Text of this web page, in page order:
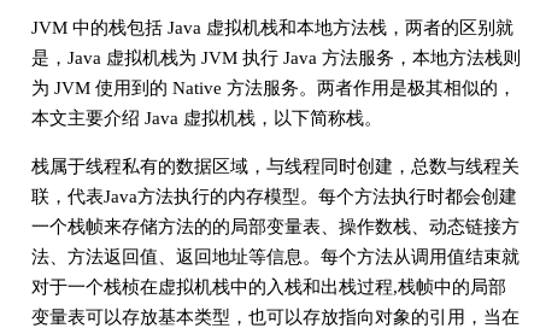
JVM 中的栈包括 Java 虚拟机栈和本地方法栈，两者的区别就
是，Java 虚拟机栈为 JVM 执行 Java 方法服务，本地方法栈则
为 JVM 使用到的 Native 方法服务。两者作用是极其相似的，
本文主要介绍 Java 虚拟机栈，以下简称栈。
栈属于线程私有的数据区域，与线程同时创建，总数与线程关
联，代表Java方法执行的内存模型。每个方法执行时都会创建
一个栈帧来存储方法的的局部变量表、操作数栈、动态链接方
法、方法返回值、返回地址等信息。每个方法从调用值结束就
对于一个栈桢在虚拟机栈中的入栈和出栈过程,栈帧中的局部
变量表可以存放基本类型，也可以存放指向对象的引用，当在